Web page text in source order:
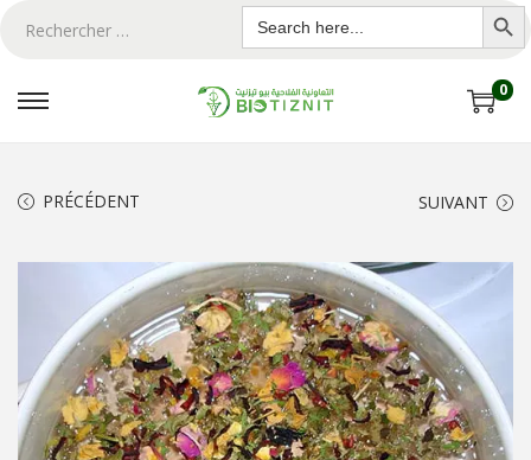
Search
for:
0
PRÉCÉDENT SUIVANT